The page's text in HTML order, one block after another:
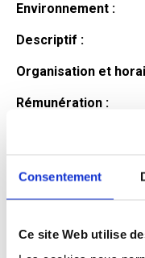
Consentement
Ce site Web utilise
Environnement :
Descriptif :
Organisation et
Rémunération :